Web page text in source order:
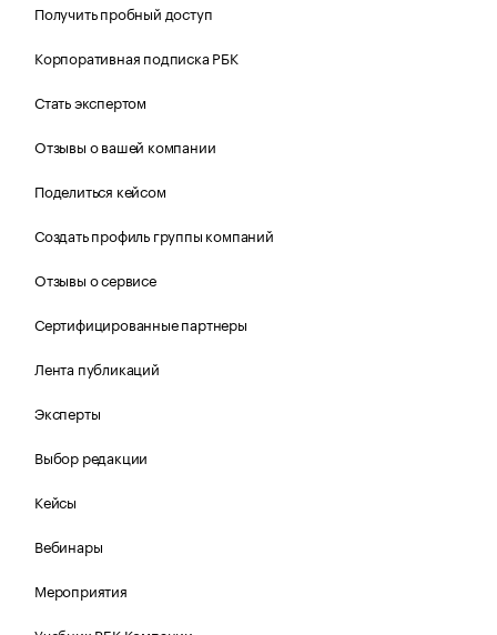
Получить пробный доступ
Корпоративная подписка РБК
Стать экспертом
Отзывы о вашей компании
Поделиться кейсом
Создать профиль группы компаний
Отзывы о сервисе
Сертифицированные партнеры
Лента публикаций
Эксперты
Выбор редакции
Кейсы
Вебинары
Мероприятия